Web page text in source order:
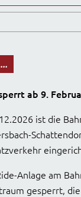
ab 9.
ist die
Anlage am
gesperrt,